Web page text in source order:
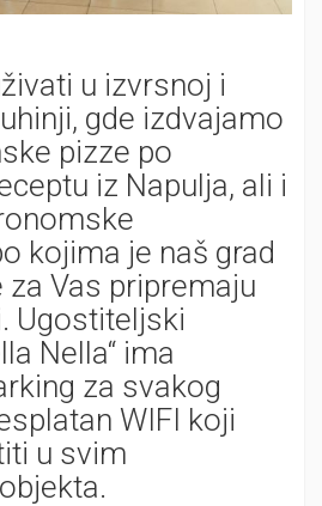
u izvrsnoj i
gde izdvajamo
pizze po
iz Napulja, ali i
kojima je naš grad
za Vas pripremaju
Ugostiteljski
Nella“ ima
za svakog
WIFI koji
u svim